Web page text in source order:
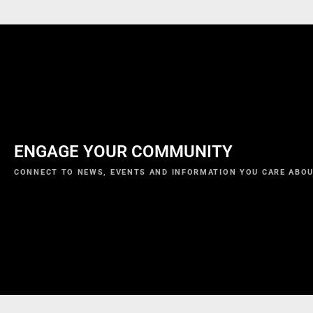
ENGAGE YOUR COMMUNITY
CONNECT TO NEWS, EVENTS AND INFORMATION YOU CARE